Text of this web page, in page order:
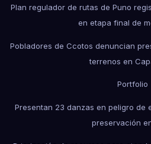
Plan regulador de rutas de Puno
en etapa final de
Pobladores de Ccotos denuncian
terrenos en
Portfolio
Presentan 23 danzas en peligro de
preservación